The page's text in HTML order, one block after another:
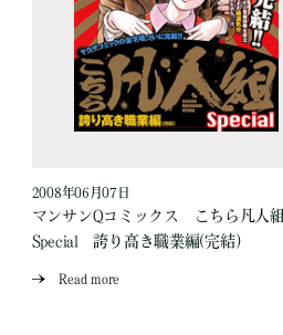
2008年06月07日
マンサンQコミックス こちら凡人組
Special 誇り高き職業編(完結)
Read more